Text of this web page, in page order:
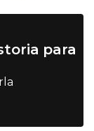
para